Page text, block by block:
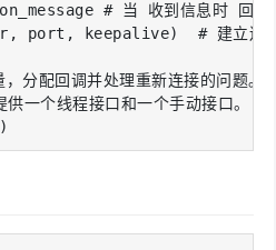
# 当 收到信息时 回调
port, keepalive)  # 建立连
分配回调并处理重新连接的问题。
个线程接口和一个手动接口。